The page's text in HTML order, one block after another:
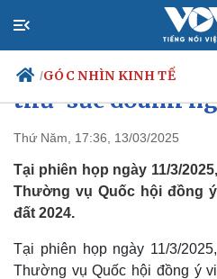
/GÓC NHÌN KINH TẾ
Chính trị
Đảng
Tổ chức nhân sự
Nhận diện sự thật
Giảm tiền thuê
thư' sức doanh
Thứ Năm, 17:36, 13/03/2025
Tại phiên họp ngày 11/3/
Thường vụ Quốc hội đồng
đất 2024.
Tại phiên họp ngày 11/3/
Thường vụ Quốc hội đồng ý